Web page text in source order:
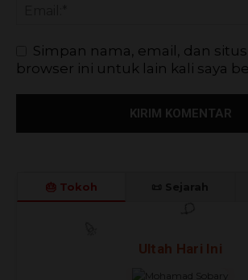
Simpan nama, email, dan
browser ini untuk lain kali saya
🎂 Tokoh
🎈
Ultah Hari Ini